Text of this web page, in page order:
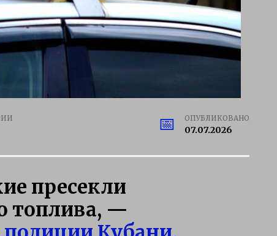
ОПУБЛИКОВАНО
07.07.2026
пресекли
топлива, —